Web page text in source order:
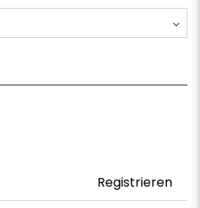
Registrieren